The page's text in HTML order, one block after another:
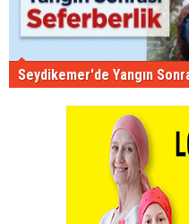
Seydikemer'de Yangın